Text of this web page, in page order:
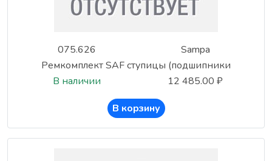
075.626
Sampa
Ремкомплект SAF ступицы (подшипники
В наличии
12 485.00 ₽
В корзину